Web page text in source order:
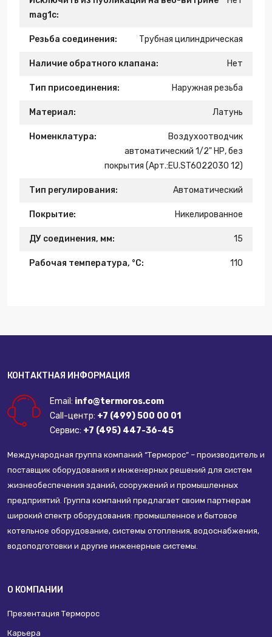
mag1c:
Резьба соединения: Трубная цилиндрическая
Наличие обратного клапана: Нет
Тип присоединения: Наружная резьба
Материал: Латунь
Номенклатура:
Воздухоотводчик
автоматический 1/2" НР, без
покрытия (Арт.:EU.ST6022030 12)
Тип регулирования: Автоматический
Покрытие: Никелированное
ДУ соединения, мм: 15
Рабочая температура, °С: 110
КОНТАКТНАЯ ИНФОРМАЦИЯ
Email: info@termoros.com
Call-центр: +7 (499) 500 00 01
Сервис: +7 (495) 447-36-45
Международная группа компаний “Терморос” – производитель и
поставщик оборудования и инженерных решений для систем
жизнеобеспечения зданий, сооружений и промышленных
предприятий. Группа компаний предлагает своим партнерам
широкий спектр оборудования: промышленное и бытовое
котельное оборудование, системы отопления, водоснабжения,
водоподготовки и другие инженерные системы.
О КОМПАНИИ
Презентация Терморос
Карьера